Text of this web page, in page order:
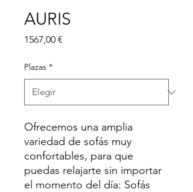
AURIS
1567,00 €
Plazas *
Ofrecemos una amplia
variedad de sofás muy
confortables, para que
puedas relajarte sin importar
el momento del día: Sofás